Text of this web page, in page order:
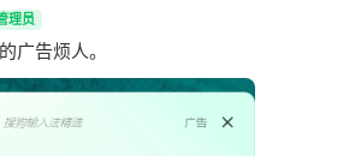
理员
广告烦人。